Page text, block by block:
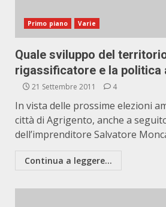
Primo piano Varie
Quale sviluppo del
rigassificatore e la politica
21 Settembre 2011 4
In vista delle prossime elezioni
città di Agrigento, anche a
dell’imprenditore Salvatore
Continua a leggere...